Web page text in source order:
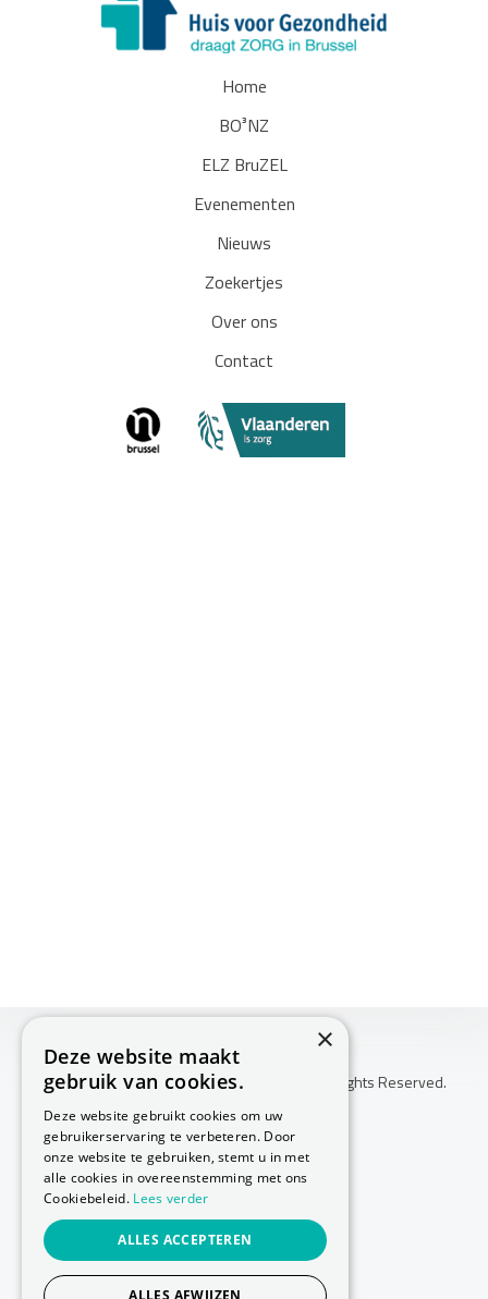
Home
BO³NZ
ELZ BruZEL
Evenementen
Nieuws
Zoekertjes
Over ons
Contact
Copyright © 2026 Huis Voor Gezondheid. All Rights Reserved.
Klachtenprocedure
Annuleringsvoorwaarden
-
-
Privacy Policy
Cookie Policy
×
Deze website maakt
gebruik van cookies.
Deze website gebruikt cookies om uw
gebruikerservaring te verbeteren. Door
onze website te gebruiken, stemt u in met
alle cookies in overeenstemming met ons
Cookiebeleid. Lees verder
ALLES ACCEPTEREN
ALLES AFWIJZEN